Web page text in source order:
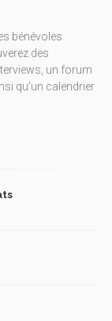
bénévoles
des
un forum
qu’un calendrier